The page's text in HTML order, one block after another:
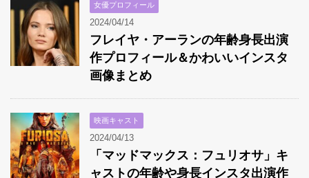
女優プロフィール
2024/04/14
フレイヤ・アーランの年齢身長出演
作プロフィール＆かわいいインスタ
画像まとめ
映画キャスト
2024/04/13
「マッドマックス：フュリオサ」キ
ャストの年齢や身長インスタ出演作